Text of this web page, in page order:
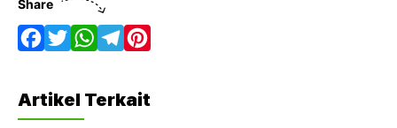
Share
a
c
w
i
h
a
Artikel Terkait